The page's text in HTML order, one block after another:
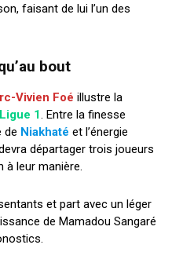
faisant de lui l’un des
bout
Vivien Foé illustre la
Ligue 1. Entre la finesse
de Niakhaté et l’énergie
départager trois joueurs
à leur manière.
et part avec un léger
de Mamadou Sangaré